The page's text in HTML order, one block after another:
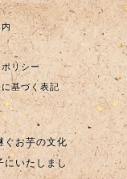
内
リシー
基づく表記
ぐお芋の文化
にいたしまし